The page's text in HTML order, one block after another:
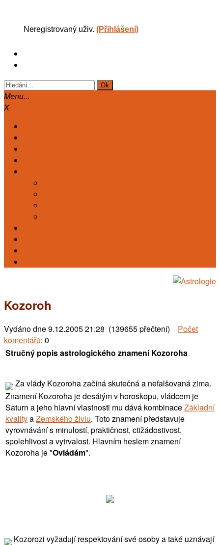
Neregistrovaný uživ. (Přihlášení)
Menu...
X
Kozoroh
Vydáno dne9.12.2005 21:28 (139655 přečtení) Počet
komentářů: 0
Stručný popis astrologického znamení Kozoroha
Za vlády Kozoroha začíná skutečná a nefalšovaná zima.
Znamení Kozoroha je desátým v horoskopu, vládcem je
Saturn a jeho hlavní vlastnosti mu dává kombinaceZákladní
kvalityaZemského živlu. Toto znamení představuje
vyrovnávání s minulostí, praktičnost, ctižádostivost,
spolehlivost a vytrvalost. Hlavním heslem znamení
Kozoroha je "Ovládám".
Kozorozi vyžadují respektování své osoby a také uznávají